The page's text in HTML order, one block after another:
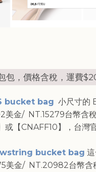
包，價格含稅，運費
bucket bag 小尺寸的
美金/ NT.15279台幣含
或【CNAFF10】，台灣
bucket bag
美金/ NT.20982台幣含